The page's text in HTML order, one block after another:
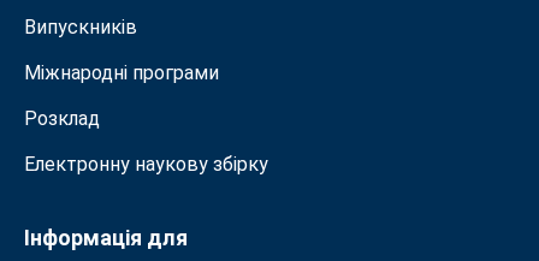
Випускників
Міжнародні програми
Розклад
Електронну наукову збірку
Інформація для